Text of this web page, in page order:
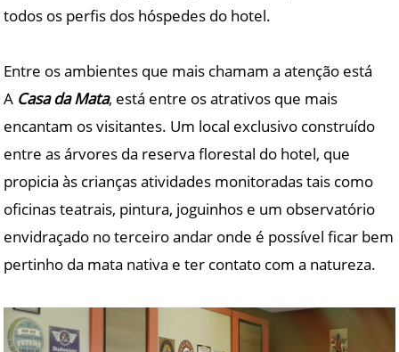
todos os perfis dos hóspedes do hotel.
Entre os ambientes que mais chamam a atenção está
A Casa da Mata, está entre os atrativos que mais
encantam os visitantes. Um local exclusivo construído
entre as árvores da reserva florestal do hotel, que
propicia às crianças atividades monitoradas tais como
oficinas teatrais, pintura, joguinhos e um observatório
envidraçado no terceiro andar onde é possível ficar bem
pertinho da mata nativa e ter contato com a natureza.